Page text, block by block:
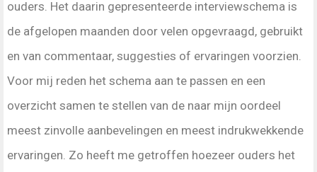
ouders. Het daarin gepresenteerde interviewschema is
de afgelopen maanden door velen opgevraagd, gebruikt
en van commentaar, suggesties of ervaringen voorzien.
Voor mij reden het schema aan te passen en een
overzicht samen te stellen van de naar mijn oordeel
meest zinvolle aanbevelingen en meest indrukwekkende
ervaringen. Zo heeft me getroffen hoezeer ouders het